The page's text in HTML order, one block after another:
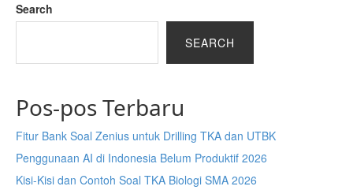
Search
SEARCH
Pos-pos Terbaru
Fitur Bank Soal Zenius untuk Drilling TKA dan UTBK
Penggunaan AI di Indonesia Belum Produktif 2026
Kisi-Kisi dan Contoh Soal TKA Biologi SMA 2026